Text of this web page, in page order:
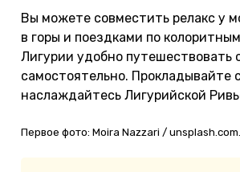
Вы можете совместить релакс у
в горы и поездками по
Лигурии удобно путешествовать
самостоятельно. Прокладывайте
наслаждайтесь Лигурийской
Первое фото: Moira Nazzari / unsplash.com.